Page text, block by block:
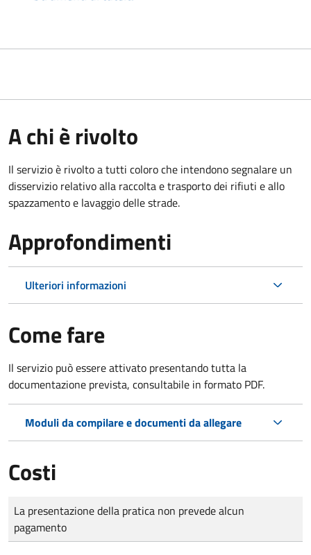
A chi è rivolto
Il servizio è rivolto a tutti coloro che intendono segnalare un
disservizio relativo alla raccolta e trasporto dei rifiuti e allo
spazzamento e lavaggio delle strade.
Approfondimenti
Ulteriori informazioni
Come fare
Il servizio può essere attivato presentando tutta la
documentazione prevista, consultabile in formato PDF.
Moduli da compilare e documenti da allegare
Costi
Tipo di pagamento
Importo
La presentazione della pratica non prevede alcun
pagamento